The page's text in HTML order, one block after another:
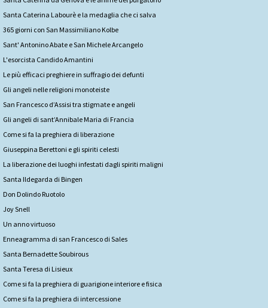
Santa Caterina Labourè e la medaglia che ci salva
365 giorni con San Massimiliano Kolbe
Sant' Antonino Abate e San Michele Arcangelo
L'esorcista Candido Amantini
Le più efficaci preghiere in suffragio dei defunti
Gli angeli nelle religioni monoteiste
San Francesco d’Assisi tra stigmate e angeli
Gli angeli di sant’Annibale Maria di Francia
Come si fa la preghiera di liberazione
Giuseppina Berettoni e gli spiriti celesti
La liberazione dei luoghi infestati dagli spiriti maligni
Santa Ildegarda di Bingen
Don Dolindo Ruotolo
Joy Snell
Un anno virtuoso
Enneagramma di san Francesco di Sales
Santa Bernadette Soubirous
Santa Teresa di Lisieux
Come si fa la preghiera di guarigione interiore e fisica
Come si fa la preghiera di intercessione